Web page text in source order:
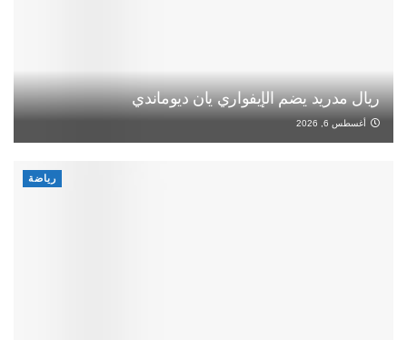
ريال مدريد يضم الإيفواري يان ديوماندي
أغسطس 6, 2026
رياضة